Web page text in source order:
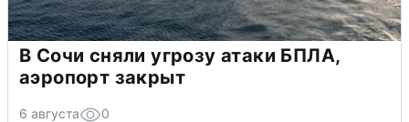
В Сочи сняли угрозу атаки БПЛА,
аэропорт закрыт
6 августа 0